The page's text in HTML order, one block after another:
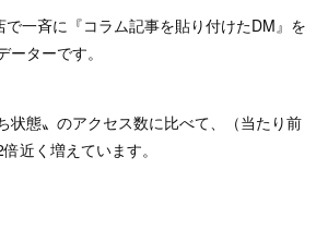
で一斉に『コラム記事を貼り付けたDM』を
ターです。
状態〟のアクセス数に比べて、（当たり前
近く増えています。